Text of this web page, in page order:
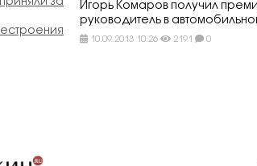
Игорь Комаров получил
руководитель в
10.09.2013 10:26 2191 0